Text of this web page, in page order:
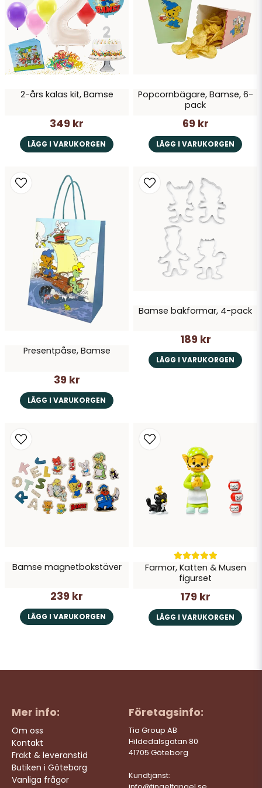
Skicka fråga
2-års kalas kit, Bamse
349 kr
LÄGG I VARUKORGEN
Popcornbägare, Bamse, 6-
pack
69 kr
LÄGG I VARUKORGEN
Presentpåse, Bamse
39 kr
LÄGG I VARUKORGEN
Bamse bakformar, 4-pack
189 kr
LÄGG I VARUKORGEN
Bamse magnetbokstäver
239 kr
LÄGG I VARUKORGEN
Farmor, Katten & Musen
figurset
179 kr
LÄGG I VARUKORGEN
Mer info:
Om oss
Kontakt
Frakt & leveranstid
Butiken i Göteborg
Vanliga frågor
Företagsinfo:
Tia Group AB
Hildedalsgatan 80
41705 Göteborg
Kundtjänst: